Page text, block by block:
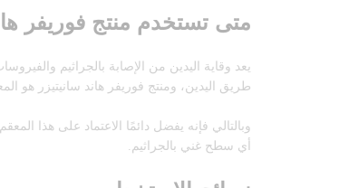
متى تستخدم منتج فوريفر
طريق اليدين، ومنتج فوريفر هاند سانيتيزر هو
وبالتالي فإنه يفضل دائمًا الاعتماد على هذا
أي سطح غني بالجراثيم.